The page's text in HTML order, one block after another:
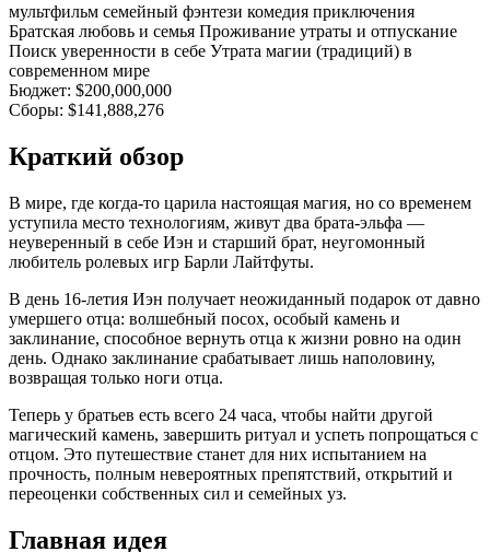
мультфильм семейный фэнтези комедия приключения
Братская любовь и семья Проживание утраты и отпускание
Поиск уверенности в себе Утрата магии (традиций) в
современном мире
Бюджет: $200,000,000
Сборы: $141,888,276
Краткий обзор
В мире, где когда-то царила настоящая магия, но со временем
уступила место технологиям, живут два брата-эльфа —
неуверенный в себе Иэн и старший брат, неугомонный
любитель ролевых игр Барли Лайтфуты.
В день 16-летия Иэн получает неожиданный подарок от давно
умершего отца: волшебный посох, особый камень и
заклинание, способное вернуть отца к жизни ровно на один
день. Однако заклинание срабатывает лишь наполовину,
возвращая только ноги отца.
Теперь у братьев есть всего 24 часа, чтобы найти другой
магический камень, завершить ритуал и успеть попрощаться с
отцом. Это путешествие станет для них испытанием на
прочность, полным невероятных препятствий, открытий и
переоценки собственных сил и семейных уз.
Главная идея